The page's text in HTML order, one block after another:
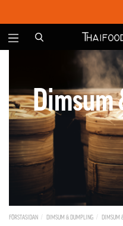
Dimsum
FÖRSTASIDAN DIMSUM & DUMPLING DIMSUM